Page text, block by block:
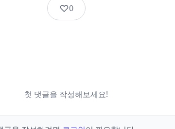
0
첫 댓글을 작성해보세요!